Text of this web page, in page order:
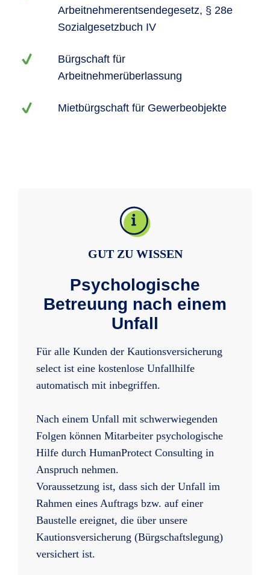
Arbeitnehmerentsendegesetz, § 28e
Sozialgesetzbuch IV
Bürgschaft für
Arbeitnehmerüberlassung
Mietbürgschaft für Gewerbeobjekte
GUT ZU WISSEN
Psychologische
Betreuung nach einem
Unfall
Für alle Kunden der Kautionsversicherung
select ist eine kostenlose Unfallhilfe
automatisch mit inbegriffen.
Nach einem Unfall mit schwerwiegenden
Folgen können Mitarbeiter psychologische
Hilfe durch HumanProtect Consulting in
Anspruch nehmen.
Voraussetzung ist, dass sich der Unfall im
Rahmen eines Auftrags bzw. auf einer
Baustelle ereignet, die über unsere
Kautionsversicherung (Bürgschaftslegung)
versichert ist.